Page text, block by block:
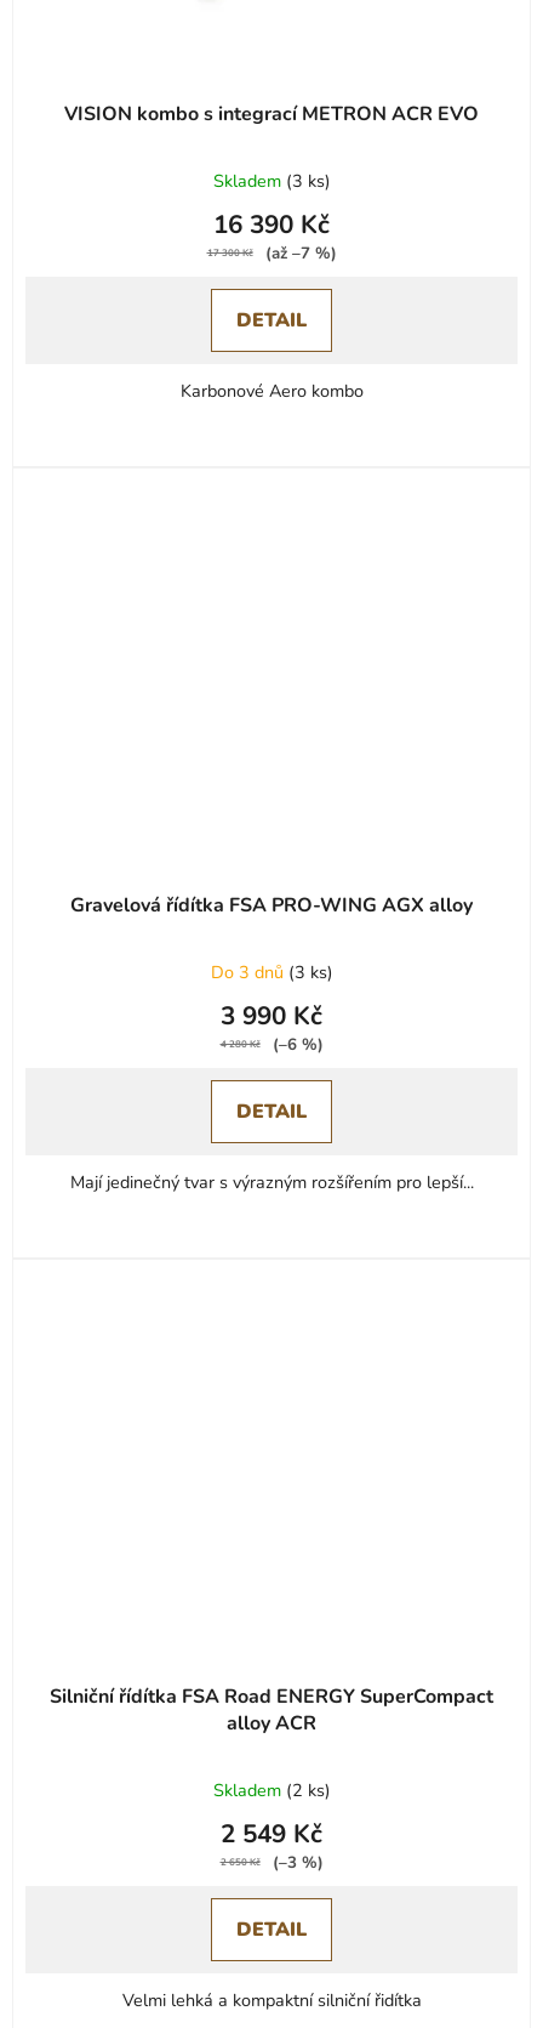
VISION kombo s integrací METRON ACR EVO
Skladem (3 ks)
16 390 Kč
17 300 Kč (až –7 %)
DETAIL
Karbonové Aero kombo
Gravelová řídítka FSA PRO-WING AGX alloy
Do 3 dnů (3 ks)
3 990 Kč
4 280 Kč (–6 %)
DETAIL
Mají jedinečný tvar s výrazným rozšířením pro lepší...
Silniční řídítka FSA Road ENERGY SuperCompact
alloy ACR
Skladem (2 ks)
2 549 Kč
2 650 Kč (–3 %)
DETAIL
Velmi lehká a kompaktní silniční řidítka